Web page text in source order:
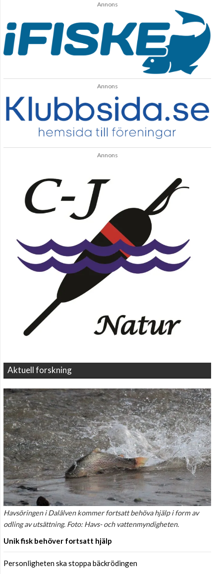
Annons
Annons
Annons
Aktuell forskning
Havsöringen i Dalälven kommer fortsatt behöva hjälp i form av
odling av utsättning. Foto: Havs- och vattenmyndigheten.
Unik fisk behöver fortsatt hjälp
Personligheten ska stoppa bäckrödingen